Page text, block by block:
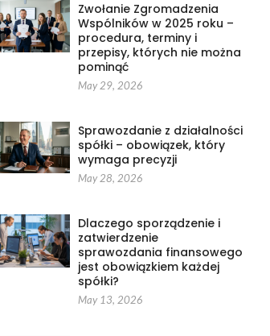
Zwołanie Zgromadzenia
Wspólników w 2025 roku –
procedura, terminy i
przepisy, których nie można
pominąć
May 29, 2026
Sprawozdanie z działalności
spółki – obowiązek, który
wymaga precyzji
May 28, 2026
Dlaczego sporządzenie i
zatwierdzenie
sprawozdania finansowego
jest obowiązkiem każdej
spółki?
May 13, 2026